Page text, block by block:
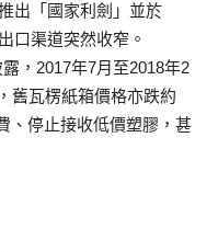
出「國家利劍」並於
口渠道突然收窄。
，2017年7月至2018年2
舊瓦楞紙箱價格亦跌約
、停止接收低價塑膠，甚